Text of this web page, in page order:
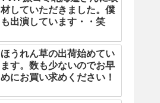
材していただきました。僕
も出演しています・・笑
ほうれん草の出荷始めてい
ます。数も少ないのでお早
めにお買い求めください！